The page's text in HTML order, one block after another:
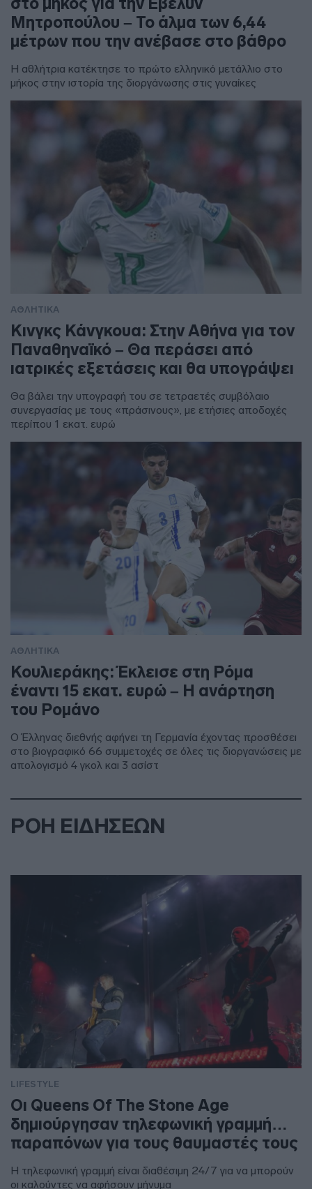
Μητροπούλου – Το άλμα των 6,44
μέτρων που την ανέβασε στο βάθρο
Η αθλήτρια κατέκτησε το πρώτο ελληνικό μετάλλιο στο
μήκος στην ιστορία της διοργάνωσης στις γυναίκες
ΑΘΛΗΤΙΚΑ
Κινγκς Κάνγκουα: Στην Αθήνα για τον
Παναθηναϊκό – Θα περάσει από
ιατρικές εξετάσεις και θα υπογράψει
Θα βάλει την υπογραφή του σε τετραετές συμβόλαιο
συνεργασίας με τους «πράσινους», με ετήσιες αποδοχές
περίπου 1 εκατ. ευρώ
ΑΘΛΗΤΙΚΑ
Κουλιεράκης: Έκλεισε στη Ρόμα
έναντι 15 εκατ. ευρώ – Η ανάρτηση
του Ρομάνο
Ο Έλληνας διεθνής αφήνει τη Γερμανία έχοντας προσθέσει
στο βιογραφικό 66 συμμετοχές σε όλες τις διοργανώσεις με
απολογισμό 4 γκολ και 3 ασίστ
ΡΟΗ ΕΙΔΗΣΕΩΝ
LIFESTYLE
Οι Queens Of The Stone Age
δημιούργησαν τηλεφωνική γραμμή…
παραπόνων για τους θαυμαστές τους
Η τηλεφωνική γραμμή είναι διαθέσιμη 24/7 για να μπορούν
οι καλούντες να αφήσουν μήνυμα